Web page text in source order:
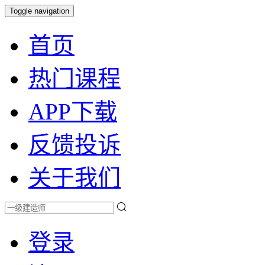
Toggle navigation
首页
热门课程
APP下载
反馈投诉
关于我们
登录